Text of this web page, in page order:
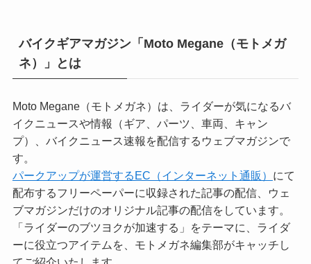
バイクギアマガジン「Moto Megane（モトメガ
ネ）」とは
Moto Megane（モトメガネ）は、ライダーが気になるバ
イクニュースや情報（ギア、パーツ、車両、キャン
プ）、バイクニュース速報を配信するウェブマガジンで
す。
パークアップが運営するEC（インターネット通販） にて
配布するフリーペーパーに収録された記事の配信、ウェ
ブマガジンだけのオリジナル記事の配信をしています。
「ライダーのブツヨクが加速する」をテーマに、ライダ
ーに役立つアイテムを、モトメガネ編集部がキャッチし